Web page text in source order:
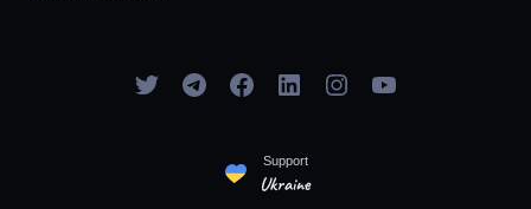
Support
Ukraine